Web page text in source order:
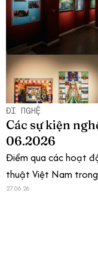
ĐI NGHỆ
Các sự kiện
06.2026
Điểm qua các hoạt
thuật Việt Nam
27.06.26